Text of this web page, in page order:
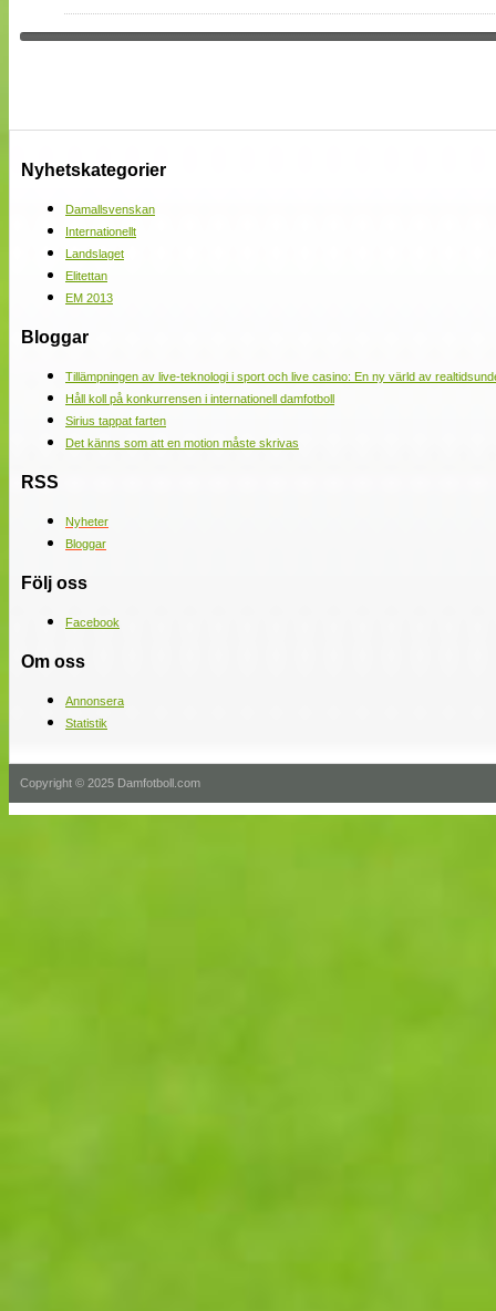
Statistik
Tipsa Damfotboll
Nyhetskategorier
Damallsvenskan
Internationellt
Landslaget
Elitettan
EM 2013
Bloggar
Tillämpningen av live-teknologi i sport och live casino: En ny värld av
Håll koll på konkurrensen i internationell damfotboll
Sirius tappat farten
Det känns som att en motion måste skrivas
RSS
Nyheter
Bloggar
Följ oss
Facebook
Om oss
Annonsera
Statistik
Copyright © 2025 Damfotboll.com